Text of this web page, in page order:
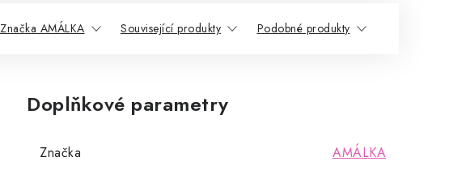
Značka AMÁLKA Související produkty Podobné produkty
Doplňkové parametry
Značka AMÁLKA